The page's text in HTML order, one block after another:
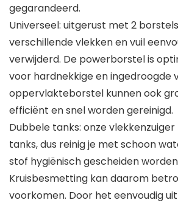
gegarandeerd.
Universeel: uitgerust met 2
verschillende vlekken en vuil
verwijderd. De powerborstel is
voor hardnekkige en ingedroogde
oppervlakteborstel kunnen ook
efficiënt en snel worden gereinigd.
Dubbele tanks: onze
tanks, dus reinig je met schoon
stof hygiënisch gescheiden
Kruisbesmetting kan daarom
voorkomen. Door het eenvoudig